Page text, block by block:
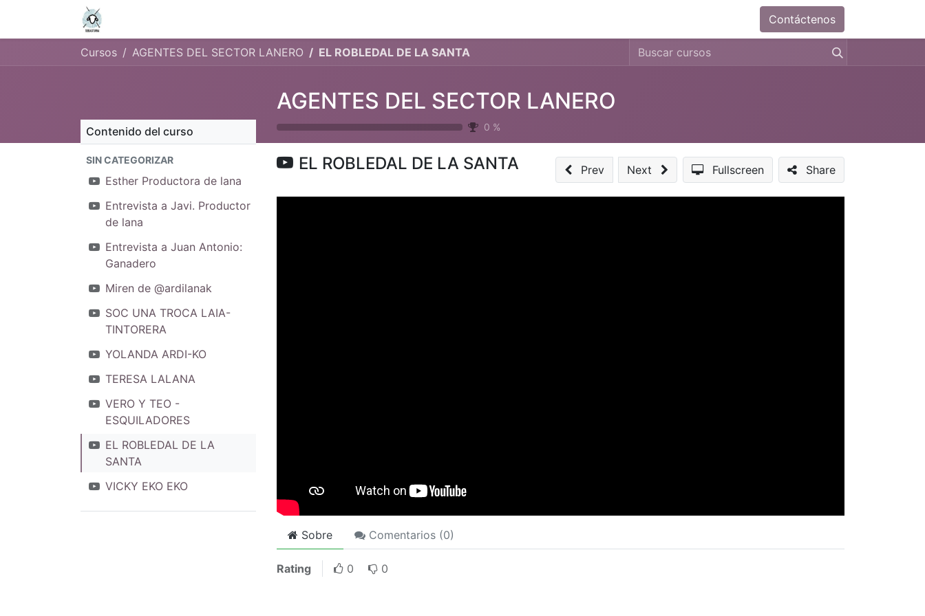
Contáctenos
Cursos AGENTES DEL SECTOR LANERO EL ROBLEDAL DE LA SANTA
AGENTES DEL SECTOR LANERO
0 %
Contenido del curso
SIN CATEGORIZAR
Esther Productora de lana
Entrevista a Javi. Productor
de lana
Entrevista a Juan Antonio:
Ganadero
Miren de @ardilanak
SOC UNA TROCA LAIA-
TINTORERA
YOLANDA ARDI-KO
TERESA LALANA
VERO Y TEO -
ESQUILADORES
EL ROBLEDAL DE LA
SANTA
VICKY EKO EKO
EL ROBLEDAL DE LA SANTA Prev Next Fullscreen Share
Sobre Comentarios (0)
Rating 0 0